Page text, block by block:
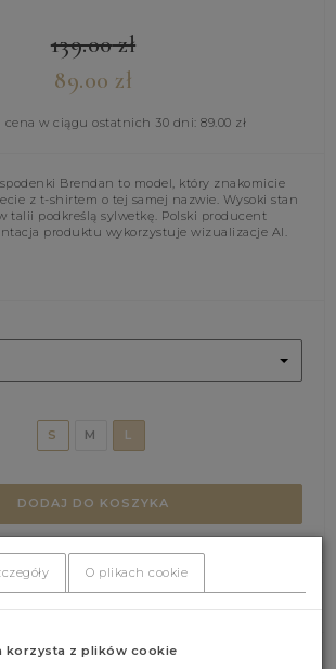
139.00zł
89.00 zł
cena w ciągu ostatnich 30 dni:89.00 zł
Brendan to model, który znakomicie
z t-shirtem o tej samej nazwie. Wysoki stan
talii podkreślą sylwetkę. Polski producent
produktu wykorzystuje wizualizacje AI.
S
M L
DODAJ DO KOSZYKA
(373) (0)
O plikach cookie
korzysta z plików cookie